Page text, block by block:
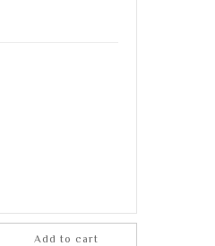
Add to cart